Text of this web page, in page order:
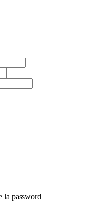
la password